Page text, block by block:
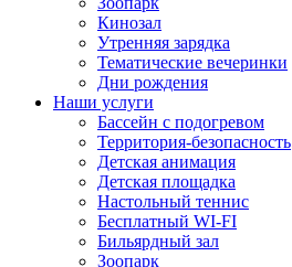
Кинозал
Утренняя зарядка
Тематические вечеринки
Дни рождения
Наши услуги
Бассейн с подогревом
Территория-безопасность
Детская анимация
Детская площадка
Настольный теннис
Бесплатный WI-FI
Бильярдный зал
Зоопарк